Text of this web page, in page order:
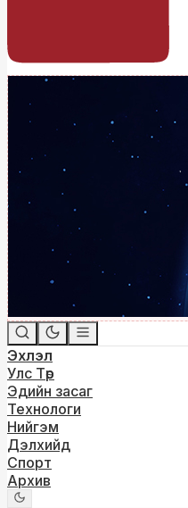
Эхлэл
Улс Төр
Эдийн засаг
Технологи
Нийгэм
Дэлхийд
Спорт
Архив